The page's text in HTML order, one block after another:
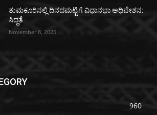
ತುಮಕೂರಿನಲ್ಲಿ ದಿನದಮಟ್ಟಿಗೆ ವಿಧಾನಭಾ ಅಧಿವೇಶನ:
ಸಿದ್ಧತೆ
November 8, 2025
960